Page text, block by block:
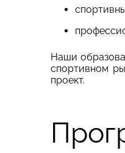
Наши
спортивном
проект.